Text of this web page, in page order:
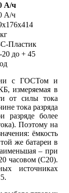
А/ч
А/ч
Пластик
20 до + 45
с ГОСТом и
измеряемая в
от силы тока
тока разряда
более
Поэтому на
ёмкость
же батареи в
– при
часовом (С20).
источниках